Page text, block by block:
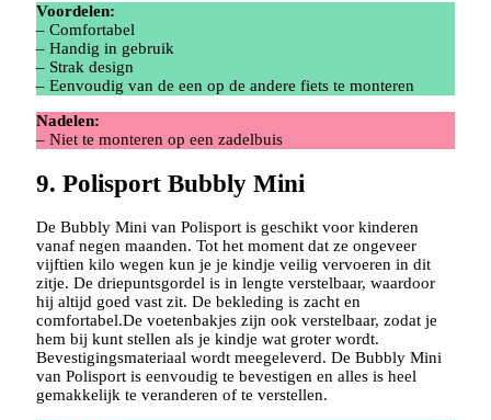
Voordelen:
– Comfortabel
– Handig in gebruik
– Strak design
– Eenvoudig van de een op de andere fiets te monteren
Nadelen:
– Niet te monteren op een zadelbuis
9. Polisport Bubbly Mini
De Bubbly Mini van Polisport is geschikt voor kinderen
vanaf negen maanden. Tot het moment dat ze ongeveer
vijftien kilo wegen kun je je kindje veilig vervoeren in dit
zitje. De driepuntsgordel is in lengte verstelbaar, waardoor
hij altijd goed vast zit. De bekleding is zacht en
comfortabel.De voetenbakjes zijn ook verstelbaar, zodat je
hem bij kunt stellen als je kindje wat groter wordt.
Bevestigingsmateriaal wordt meegeleverd. De Bubbly Mini
van Polisport is eenvoudig te bevestigen en alles is heel
gemakkelijk te veranderen of te verstellen.